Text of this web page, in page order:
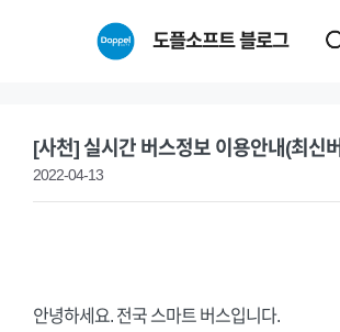
도플소프트 블로그
[사천] 실시간 버스정보 이용안내(최신
2022-04-13
안녕하세요. 전국 스마트 버스입니다.